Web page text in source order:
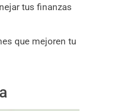
tus finanzas
que mejoren tu